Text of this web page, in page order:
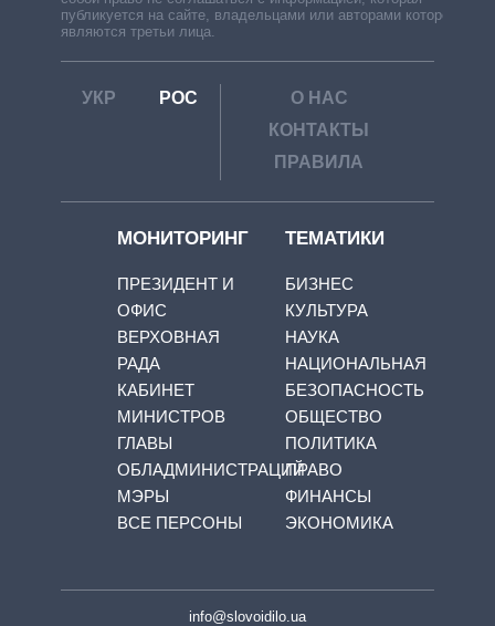
публикуется на сайте, владельцами или авторами которой
являются третьи лица.
УКР РОС
О НАС
КОНТАКТЫ
ПРАВИЛА
МОНИТОРИНГ
ПРЕЗИДЕНТ И
ОФИС
ВЕРХОВНАЯ
РАДА
КАБИНЕТ
МИНИСТРОВ
ГЛАВЫ
ОБЛАДМИНИСТРАЦИЙ
МЭРЫ
ВСЕ ПЕРСОНЫ
ТЕМАТИКИ
БИЗНЕС
КУЛЬТУРА
НАУКА
НАЦИОНАЛЬНАЯ
БЕЗОПАСНОСТЬ
ОБЩЕСТВО
ПОЛИТИКА
ПРАВО
ФИНАНСЫ
ЭКОНОМИКА
info@slovoidilo.ua